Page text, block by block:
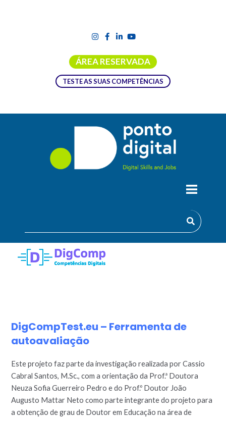
ÁREA RESERVADA
TESTE AS SUAS COMPETÊNCIAS
DigCompTest.eu – Ferramenta de
autoavaliação
Este projeto faz parte da investigação realizada por Cassio
Cabral Santos, M.Sc., com a orientação da Prof.ª Doutora
Neuza Sofia Guerreiro Pedro e do Prof.º Doutor João
Augusto Mattar Neto como parte integrante do projeto para
a obtenção de grau de Doutor em Educação na área de